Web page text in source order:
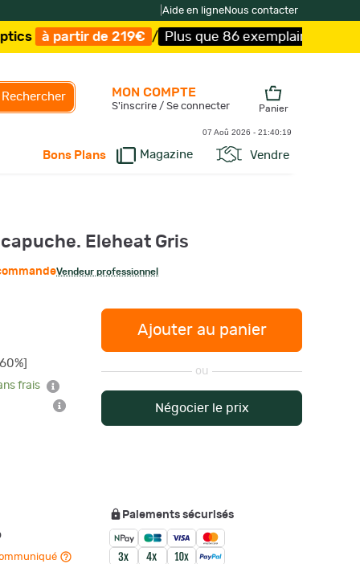
Aide en ligneNous contacter
de 219€ / Plus que 86 exemplaires ! /Livraison
Rechercher
Bons Plans Magazine Vendre
MON COMPTE
S'inscrire / Se connecter Panier
07 Aoû 2026 - 21:40:20
Eleheat Gris
Vendeur professionnel
frais
Ajouter au panier
ou
Négocier le prix
Paiements sécurisés